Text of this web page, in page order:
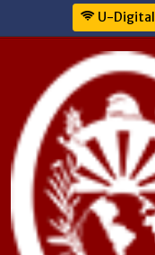
U-Digital